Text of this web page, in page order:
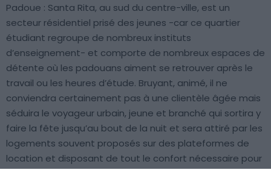
Padoue : Santa Rita, au sud du centre-ville, est un
secteur résidentiel prisé des jeunes -car ce quartier
étudiant regroupe de nombreux instituts
d’enseignement- et comporte de nombreux espaces de
détente où les padouans aiment se retrouver après le
travail ou les heures d’étude. Bruyant, animé, il ne
conviendra certainement pas à une clientèle âgée mais
séduira le voyageur urbain, jeune et branché qui sortira y
faire la fête jusqu’au bout de la nuit et sera attiré par les
logements souvent proposés sur des plateformes de
location et disposant de tout le confort nécessaire pour